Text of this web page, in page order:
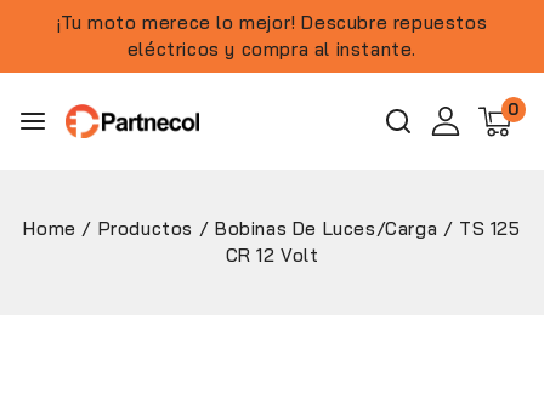
¡Tu moto merece lo mejor! Descubre repuestos
eléctricos y compra al instante.
0
Home / Productos / Bobinas De Luces/Carga / TS 125
CR 12 Volt